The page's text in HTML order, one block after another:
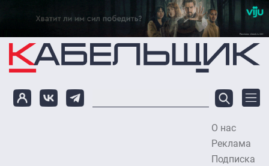
Перейти к основному содержанию
О нас
Реклама
Подписка